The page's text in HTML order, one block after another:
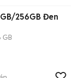
256GB Đen
GB